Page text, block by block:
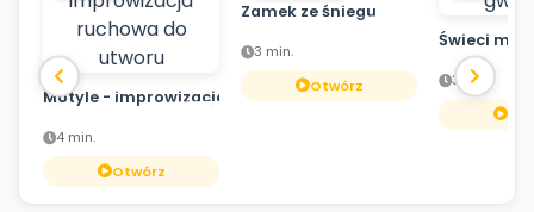
Motyle - improwizacja ruchowa do utworu
4 min.
Otwórz
Zamek ze śniegu
3 min.
Otwórz
Świeci
3 min.